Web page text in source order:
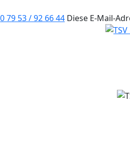
0 79 53 / 92 66 44 Diese E-Mail-